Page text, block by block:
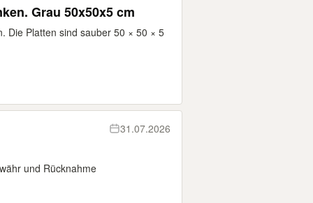
Grau 50x50x5 cm
Die Platten sind sauber 50 × 50 × 5
31.07.2026
und Rücknahme